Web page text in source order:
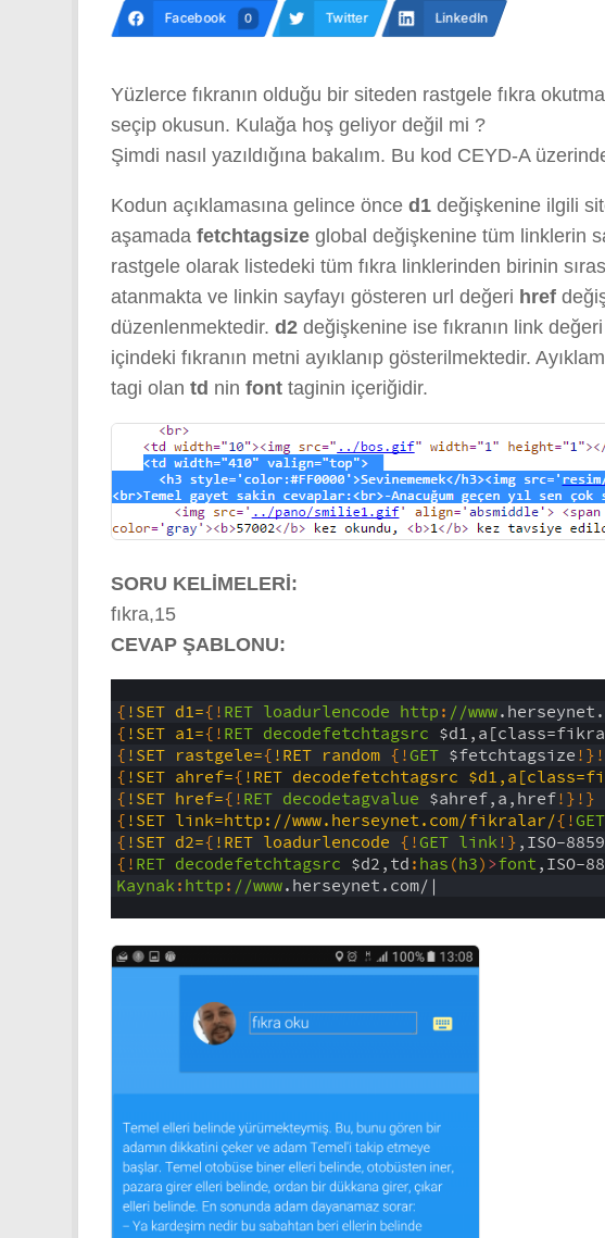
Facebook 0 Twitter LinkedIn
Yüzlerce fıkranın olduğu bir siteden rastgele fıkra
seçip okusun. Kulağa hoş geliyor değil mi ?
Şimdi nasıl yazıldığına bakalım. Bu kod CEYD-A
Kodun açıklamasına gelince önce d1 değişkenine ilgili
aşamada fetchtagsize global değişkenine tüm linklerin
rastgele olarak listedeki tüm fıkra linklerinden birinin
atanmakta ve linkin sayfayı gösteren url değeri href
düzenlenmektedir. d2 değişkenine ise fıkranın link
içindeki fıkranın metni ayıklanıp gösterilmektedir.
tagi olan td nin font taginin içeriğidir.
SORU KELİMELERİ:
fıkra,15
CEVAP ŞABLONU:
{!SET d1={!RET loadurlencode http: //www
{!SET a1={!RET decodefetchtagsrc
{!SET rastgele={!RET random {!GET $fetchtagsize!}!
{!SET ahref={!RET decodefetchtagsrc
{!SET href={!RET decodetagvalue $ahref,a,href!}!}
{!SET link=http://www.herseynet.com/fikralar/{!GET
{!SET d2={!RET loadurlencode {!GET link!},ISO-
{!RET decodefetchtagsrc $d2,td:has(h3)>font,ISO-
Kaynak:http: //www.herseynet.com/|